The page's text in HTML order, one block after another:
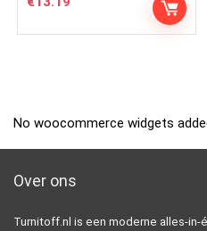
No woocommerce widgets
Over ons
Turnitoff.nl is een moderne alles-in-